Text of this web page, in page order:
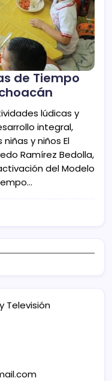
de Tiempo
lúdicas y
integral,
y niños El
Ramírez Bedolla,
del Modelo
Televisión